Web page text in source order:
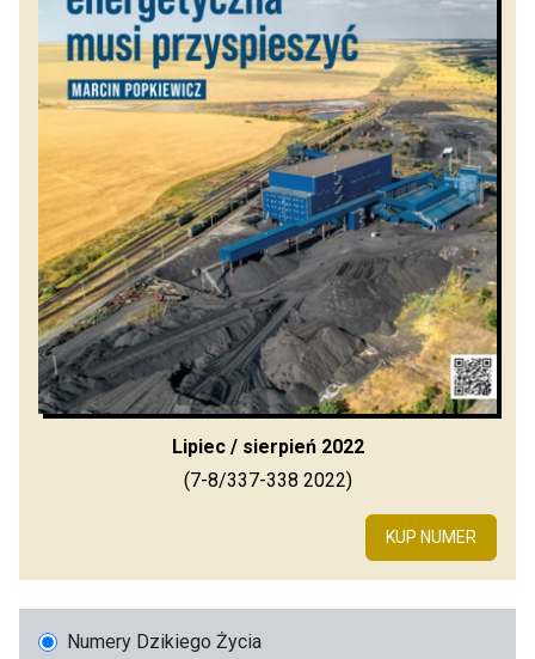
Lipiec / sierpień 2022
(7-8/337-338 2022)
KUP NUMER
Numery Dzikiego Życia